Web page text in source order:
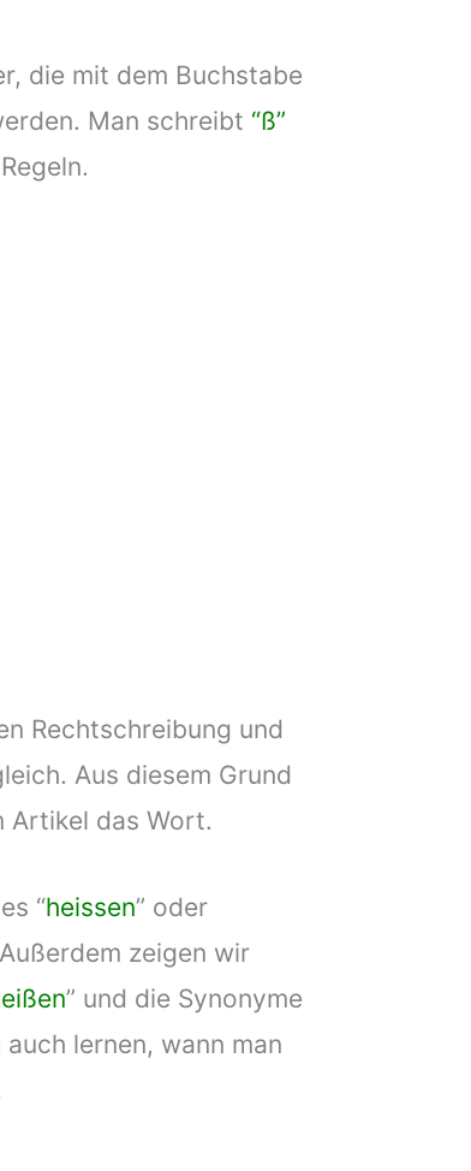
die mit dem Buchstabe
Man schreibt “ß”
Rechtschreibung und
Aus diesem Grund
Artikel das Wort.
“heissen” oder
zeigen wir
” und die Synonyme
lernen, wann man